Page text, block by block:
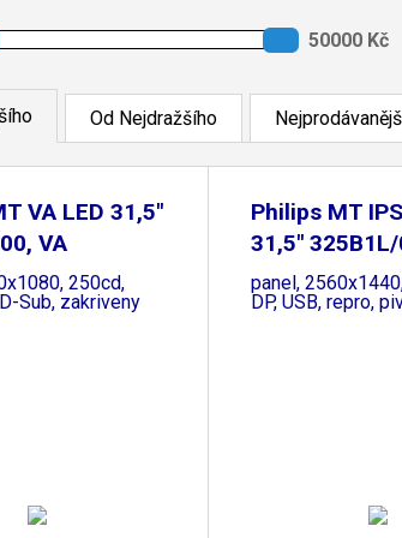
Od Nejdražšího
VA LED 31,5"
VA
250cd,
Sub, zakriveny
Philips MT
31,5"
panel,
DP, USB, repro,